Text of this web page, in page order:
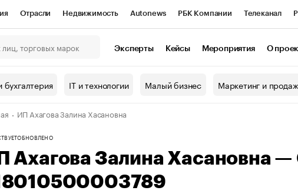
Отрасли Недвижимость Autonews РБК Компании Телеканал
Проверка контрагентов
валюты
Эксперты Кейсы Мероприятия О
бухгалтерия IT и технологии Малый бизнес Маркетинг и
ИП Ахагова Залина Хасановна
ОБНОВЛЕНО
Ахагова Залина Хасановна